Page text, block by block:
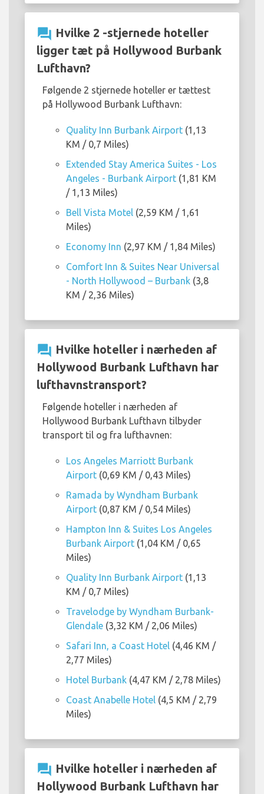
question_answer Hvilke 2 -stjernede hoteller
ligger tæt på Hollywood Burbank
Lufthavn?
Følgende 2 stjernede hoteller er tættest
på Hollywood Burbank Lufthavn:
Quality Inn Burbank Airport (1,13
KM / 0,7 Miles)
Extended Stay America Suites - Los
Angeles - Burbank Airport (1,81 KM
/ 1,13 Miles)
Bell Vista Motel (2,59 KM / 1,61
Miles)
Economy Inn (2,97 KM / 1,84 Miles)
Comfort Inn & Suites Near Universal
- North Hollywood – Burbank (3,8
KM / 2,36 Miles)
question_answer Hvilke hoteller i nærheden af
Hollywood Burbank Lufthavn har
lufthavnstransport?
Følgende hoteller i nærheden af
Hollywood Burbank Lufthavn tilbyder
transport til og fra lufthavnen:
Los Angeles Marriott Burbank
Airport (0,69 KM / 0,43 Miles)
Ramada by Wyndham Burbank
Airport (0,87 KM / 0,54 Miles)
Hampton Inn & Suites Los Angeles
Burbank Airport (1,04 KM / 0,65
Miles)
Quality Inn Burbank Airport (1,13
KM / 0,7 Miles)
Travelodge by Wyndham Burbank-
Glendale (3,32 KM / 2,06 Miles)
Safari Inn, a Coast Hotel (4,46 KM /
2,77 Miles)
Hotel Burbank (4,47 KM / 2,78 Miles)
Coast Anabelle Hotel (4,5 KM / 2,79
Miles)
question_answer Hvilke hoteller i nærheden af
Hollywood Burbank Lufthavn har